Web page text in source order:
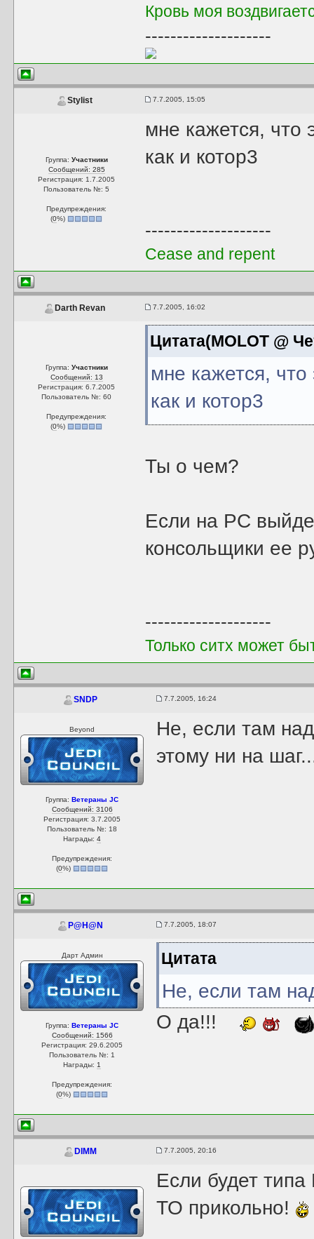
Кровь моя
--------------------
Stylist 7.7.2005, 15:05
Группа: Участники
Сообщений: 285
Регистрация: 1.7.2005
Пользователь №: 5
Предупреждения:
(0%)
мне кажется, что
как и котор3
--------------------
Cease and repent
Darth Revan 7.7.2005, 16:02
Группа: Участники
Сообщений: 13
Регистрация: 6.7.2005
Пользователь №: 60
Предупреждения:
(0%)
Цитата(MOLOT @
мне кажется, что
как и котор3
Ты о чем?
Если на РС
консольщики ее
--------------------
Только ситх может
SNDP 7.7.2005, 16:24
Beyond
Группа:Ветераны JC
Сообщений: 3106
Регистрация: 3.7.2005
Пользователь №: 18
Награды:4
Предупреждения:
(0%)
Не, если там
этому ни на
P@H@N 7.7.2005, 18:07
Дарт Админ
Группа:Ветераны JC
Сообщений: 1566
Регистрация: 29.6.2005
Пользователь №: 1
Награды: 1
Предупреждения:
(0%)
Цитата
Не, если там
О да!!!
DIMM 7.7.2005, 20:16
Если будет
ТО прикольно!